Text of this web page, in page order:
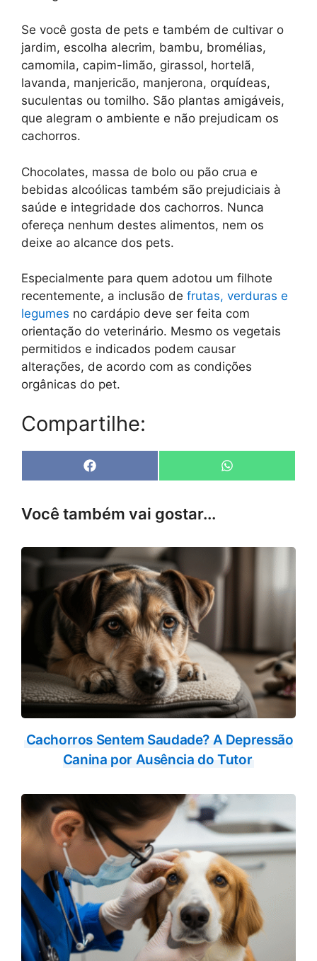
Se você gosta de pets e também de cultivar o
jardim, escolha alecrim, bambu, bromélias,
camomila, capim-limão, girassol, hortelã,
lavanda, manjericão, manjerona, orquídeas,
suculentas ou tomilho. São plantas amigáveis,
que alegram o ambiente e não prejudicam os
cachorros.
Chocolates, massa de bolo ou pão crua e
bebidas alcoólicas também são prejudiciais à
saúde e integridade dos cachorros. Nunca
ofereça nenhum destes alimentos, nem os
deixe ao alcance dos pets.
Especialmente para quem adotou um filhote
recentemente, a inclusão de frutas, verduras e
legumes no cardápio deve ser feita com
orientação do veterinário. Mesmo os vegetais
permitidos e indicados podem causar
alterações, de acordo com as condições
orgânicas do pet.
Compartilhe:
Share
on
F
a
e
b
k
Share
on
W
h
Você também vai gostar...
Cachorros Sentem Saudade? A Depressão
Canina por Ausência do Tutor